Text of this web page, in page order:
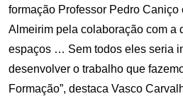
formação Professor Pedro
Almeirim pela colaboração com a
espaços … Sem todos eles seria
desenvolver o trabalho que
Formação”, destaca Vasco